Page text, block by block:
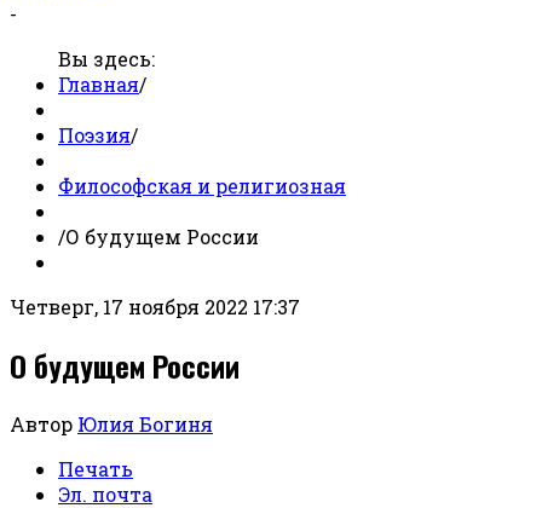
-
Вы здесь:
Главная/
Поэзия/
Философская и религиозная
/О будущем России
Четверг, 17 ноября 2022 17:37
О будущем России
Автор Юлия Богиня
Печать
Эл. почта